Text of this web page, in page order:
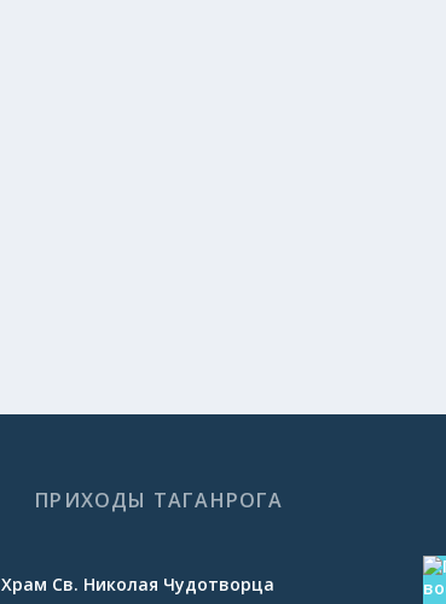
ПРИХОДЫ ТАГАНРОГА
Храм Св. Николая Чудотворца